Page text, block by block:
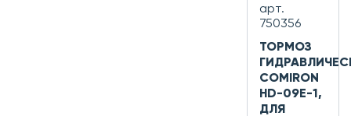
арт.
750356
ТОРМОЗ
COMIRON
HD-09E-1,
ДЛЯ